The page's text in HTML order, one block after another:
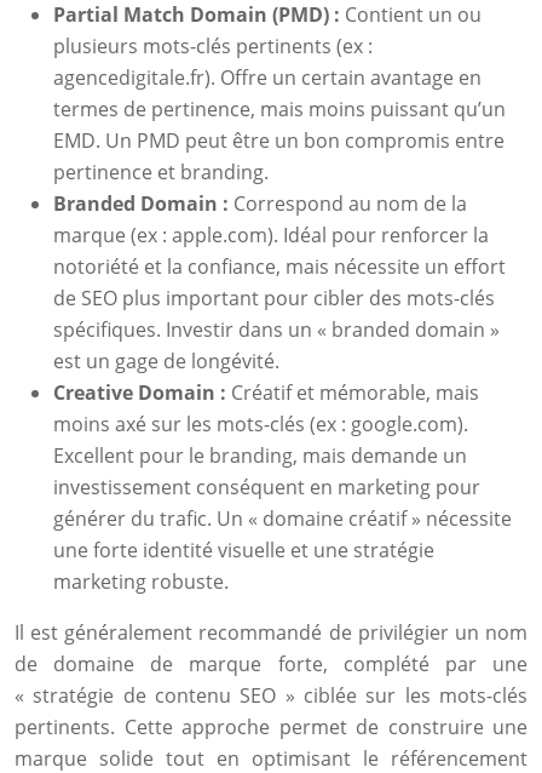
Partial Match Domain (PMD) : Contient un ou
plusieurs mots-clés pertinents (ex :
agencedigitale.fr). Offre un certain avantage en
termes de pertinence, mais moins puissant qu’un
EMD. Un PMD peut être un bon compromis entre
pertinence et branding.
Branded Domain : Correspond au nom de la
marque (ex : apple.com). Idéal pour renforcer la
notoriété et la confiance, mais nécessite un effort
de SEO plus important pour cibler des mots-clés
spécifiques. Investir dans un « branded domain »
est un gage de longévité.
Creative Domain : Créatif et mémorable, mais
moins axé sur les mots-clés (ex : google.com).
Excellent pour le branding, mais demande un
investissement conséquent en marketing pour
générer du trafic. Un « domaine créatif » nécessite
une forte identité visuelle et une stratégie
marketing robuste.
Il est généralement recommandé de privilégier un nom
de domaine de marque forte, complété par une
« stratégie de contenu SEO » ciblée sur les mots-clés
pertinents. Cette approche permet de construire une
marque solide tout en optimisant le référencement